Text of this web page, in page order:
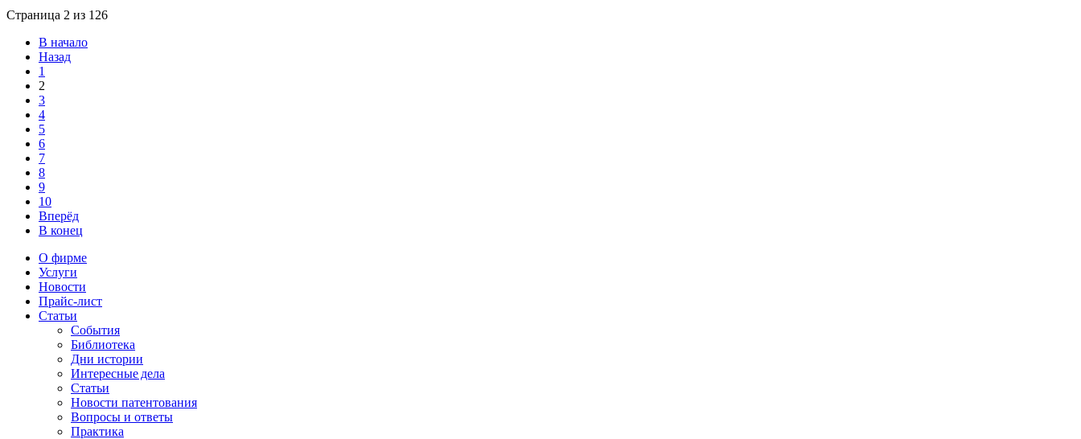
Страница 2 из 126
В начало
Назад
1
2
3
4
5
6
7
8
9
10
Вперёд
В конец
О фирме
Услуги
Новости
Прайс-лист
Статьи
События
Библиотека
Дни истории
Интересные дела
Статьи
Новости патентования
Вопросы и ответы
Практика